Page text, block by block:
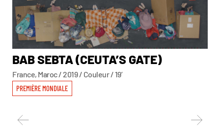
BAB SEBTA (CEUTA’S GATE)
France, Maroc / 2019 / Couleur / 19’
PREMIÈRE MONDIALE